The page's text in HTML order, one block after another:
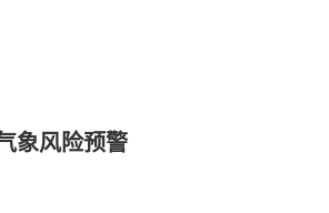
象风险预警